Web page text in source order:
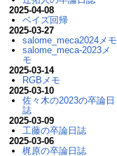
2025-04-08
ベイズ回帰
2025-03-27
salome_meca2024メモ
salome_meca-2023メ
モ
2025-03-14
RGBメモ
2025-03-10
佐々木の2023の卒論日
誌
2025-03-09
工藤の卒論日誌
2025-03-06
梶原の卒論日誌